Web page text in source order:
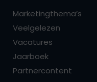
Marketingthema’s
Veelgelezen
Vacatures
Jaarboek
Partnercontent